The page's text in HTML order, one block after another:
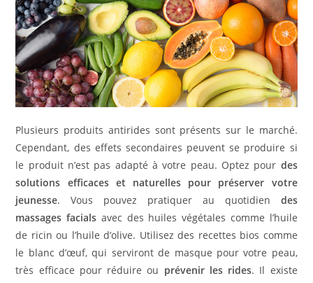
Plusieurs produits antirides sont présents sur le marché.
Cependant, des effets secondaires peuvent se produire si
le produit n’est pas adapté à votre peau. Optez pour des
solutions efficaces et naturelles pour préserver votre
jeunesse. Vous pouvez pratiquer au quotidien des
massages facials avec des huiles végétales comme l’huile
de ricin ou l’huile d’olive. Utilisez des recettes bios comme
le blanc d’œuf, qui serviront de masque pour votre peau,
très efficace pour réduire ou prévenir les rides. Il existe